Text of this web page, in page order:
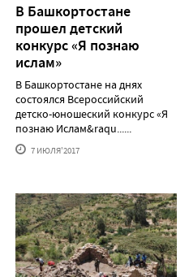
В Башкортостане
прошел детский
конкурс «Я познаю
ислам»
В Башкортостане на днях
состоялся Всероссийский
детско-юношеский конкурс «Я
познаю Ислам&raqu......
7 ИЮЛЯ'2017